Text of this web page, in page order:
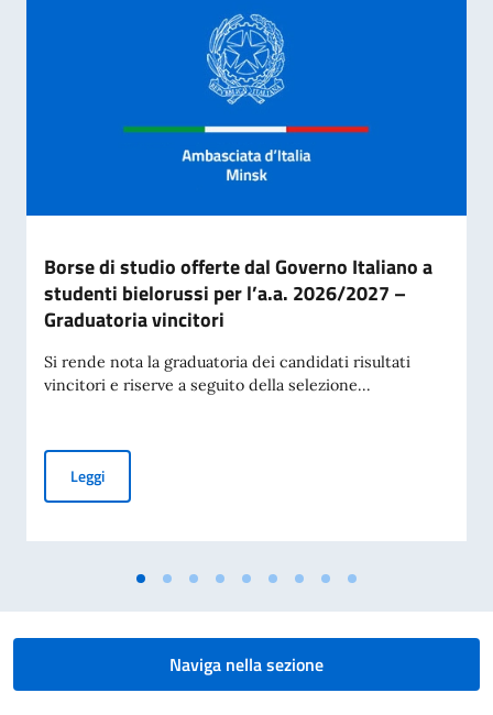
Borse di studio offerte dal Governo Italiano a
studenti bielorussi per l’a.a. 2026/2027 –
Graduatoria vincitori
Si rende nota la graduatoria dei candidati risultati
vincitori e riserve a seguito della selezione...
LeggiBorse di studio offerte dal Governo Italiano a studenti
Naviga nella sezione